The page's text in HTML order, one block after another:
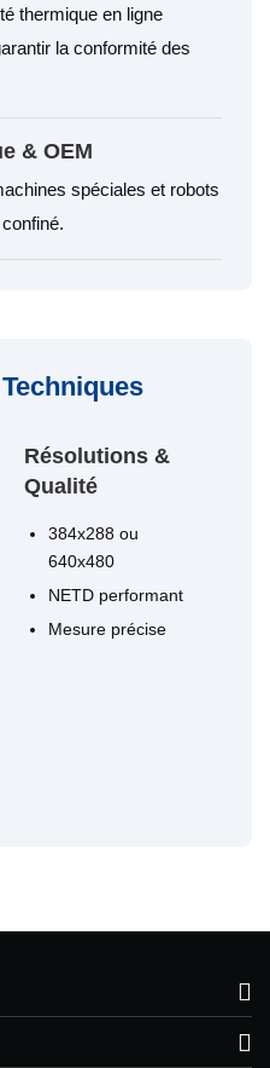
thermique en ligne
la conformité des
& OEM
spéciales et robots
Résolutions &
Qualité
384x288 ou
640x480
NETD performant
Mesure précise